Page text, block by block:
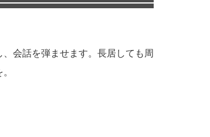
会話を弾ませます。長居しても周